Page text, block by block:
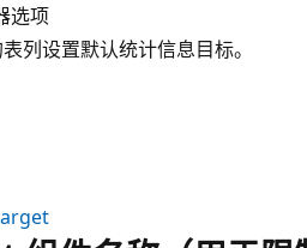
选项
列设置默认统计信息目标。